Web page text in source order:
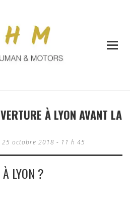
À LYON AVANT LA
25 octobre 2018 - 11 h 45
LYON ?